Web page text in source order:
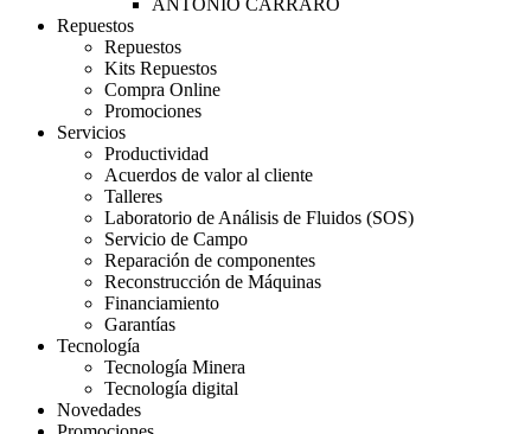
ANTONIO CARRARO
Repuestos
Repuestos
Kits Repuestos
Compra Online
Promociones
Servicios
Productividad
Acuerdos de valor al cliente
Talleres
Laboratorio de Análisis de Fluidos (SOS)
Servicio de Campo
Reparación de componentes
Reconstrucción de Máquinas
Financiamiento
Garantías
Tecnología
Tecnología Minera
Tecnología digital
Novedades